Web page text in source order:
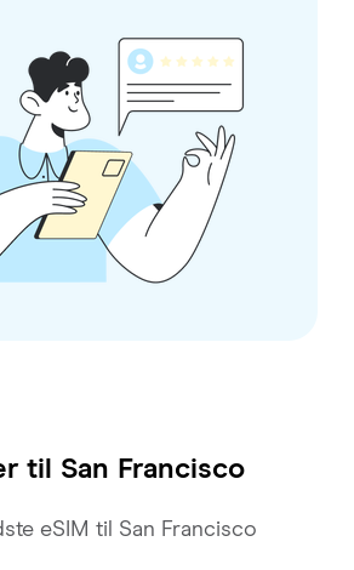
til San Francisco
eSIM til San Francisco